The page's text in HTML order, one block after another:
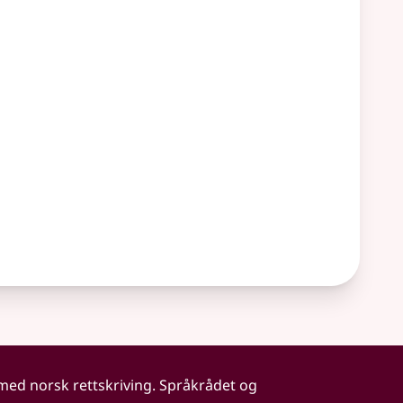
norsk rettskriving. Språkrådet og